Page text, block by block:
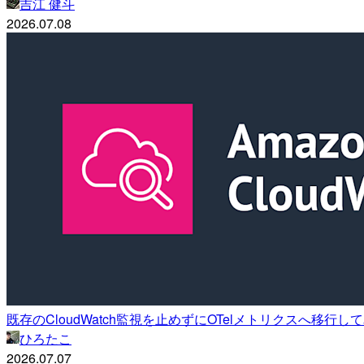
吉江 健斗
2026.07.08
既存のCloudWatch監視を止めずにOTelメトリクスへ移行し
ひろたこ
2026.07.07